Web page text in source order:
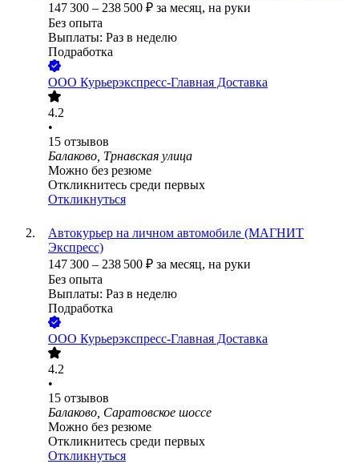
147 300 – 238 500 ₽ за месяц, на руки
Без опыта
Выплаты: Раз в неделю
Подработка
ООО Курьерэкспресс-Главная Доставка
4.2
•
15 отзывов
Балаково, Трнавская улица
Можно без резюме
Откликнитесь среди первых
Откликнуться
Автокурьер на личном автомобиле (МАГНИТ
Экспресс)
147 300 – 238 500 ₽ за месяц, на руки
Без опыта
Выплаты: Раз в неделю
Подработка
ООО Курьерэкспресс-Главная Доставка
4.2
•
15 отзывов
Балаково, Саратовское шоссе
Можно без резюме
Откликнитесь среди первых
Откликнуться